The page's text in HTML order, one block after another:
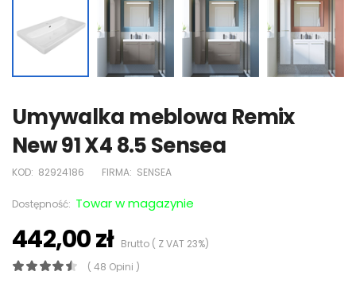
Umywalka meblowa Remix
New 91 X4 8.5 Sensea
KOD: 82924186 FIRMA: SENSEA
Dostępność: Towar w magazynie
442,00 złBrutto ( Z VAT 23%)
( 48 Opini )